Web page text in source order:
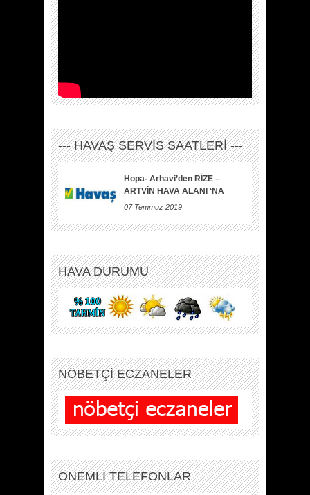
--- HAVAŞ SERVİS SAATLERİ ---
Hopa- Arhavi’den RİZE –
ARTVİN HAVA ALANI ‘NA
07 Temmuz 2019
HAVA DURUMU
NÖBETÇİ ECZANELER
ÖNEMLİ TELEFONLAR